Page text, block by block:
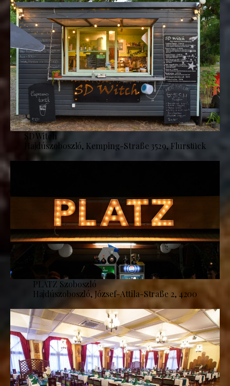
SD Witch
Hajdúszoboszló, Kemping-Straße 3529, Flurstück
PLATZ Szoboszló
Hajdúszoboszló, József-Attila-Straße 2, 4200